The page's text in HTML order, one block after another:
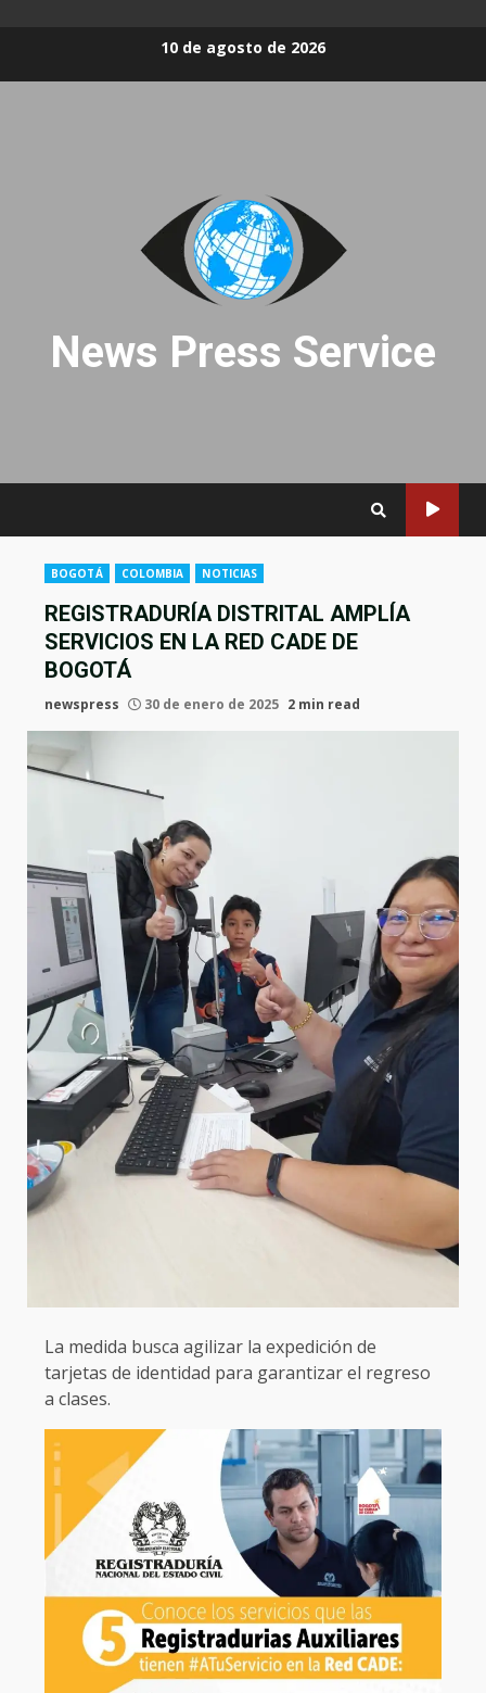
10 de agosto de 2026
News Press Service
BOGOTÁ COLOMBIA NOTICIAS
REGISTRADURÍA DISTRITAL AMPLÍA
SERVICIOS EN LA RED CADE DE
BOGOTÁ
newspress 30 de enero de 2025 2 min read
La medida busca agilizar la expedición de
tarjetas de identidad para garantizar el regreso
a clases.